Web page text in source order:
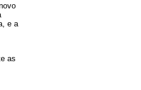
e a
as